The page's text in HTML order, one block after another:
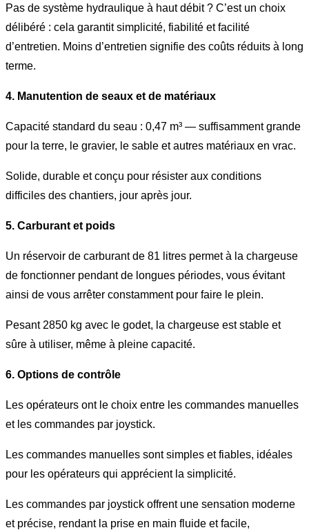
Pas de système hydraulique à haut débit ? C’est un choix
délibéré : cela garantit simplicité, fiabilité et facilité
d’entretien. Moins d’entretien signifie des coûts réduits à long
terme.
4. Manutention de seaux et de matériaux
Capacité standard du seau : 0,47 m³ — suffisamment grande
pour la terre, le gravier, le sable et autres matériaux en vrac.
Solide, durable et conçu pour résister aux conditions
difficiles des chantiers, jour après jour.
5. Carburant et poids
Un réservoir de carburant de 81 litres permet à la chargeuse
de fonctionner pendant de longues périodes, vous évitant
ainsi de vous arrêter constamment pour faire le plein.
Pesant 2850 kg avec le godet, la chargeuse est stable et
sûre à utiliser, même à pleine capacité.
6. Options de contrôle
Les opérateurs ont le choix entre les commandes manuelles
et les commandes par joystick.
Les commandes manuelles sont simples et fiables, idéales
pour les opérateurs qui apprécient la simplicité.
Les commandes par joystick offrent une sensation moderne
et précise, rendant la prise en main fluide et facile,